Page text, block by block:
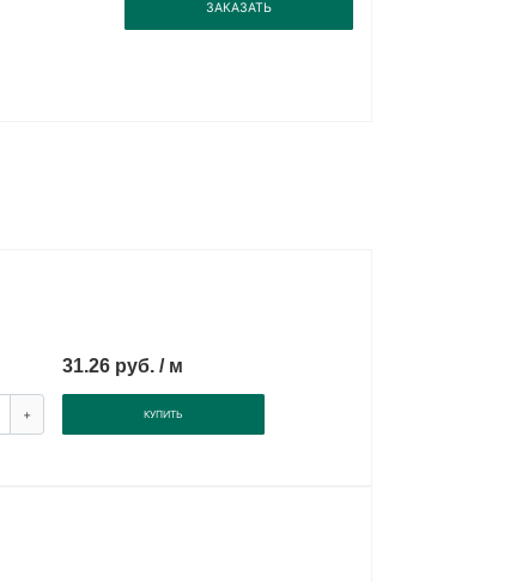
ЗАКАЗАТЬ
31.26 руб. / м
+ КУПИТЬ